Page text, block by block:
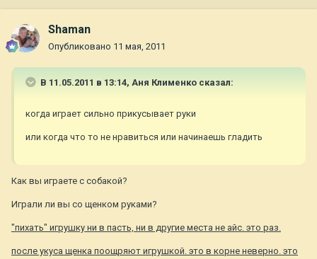
Shaman
Опубликовано 11 мая, 2011
В 11.05.2011 в 13:14, Аня Клименко сказал:
когда играет сильно прикусывает руки
или когда что то не нравиться или начинаешь гладить
Как вы играете с собакой?
Играли ли вы со щенком руками?
"пихать" игрушку ни в пасть, ни в другие места не айс. это раз.
после укуса щенка поощряют игрушкой. это в корне неверно. это